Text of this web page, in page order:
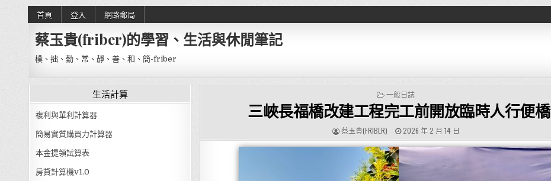
Skip to content
首頁 登入 網路郵局
蔡玉貴(friber)的學習、生活與休閒筆記
樸、拙、勤、常、靜、善、和、簡-friber
POSTED IN
一般日誌
三峽長福橋改建工程完工前開放臨時人行便橋
AUTHOR:
蔡玉貴(FRIBER) PUBLISHED DATE:
2026 年 2 月 14 日
生活計算
複利與單利計算器
簡易實質購買力計算器
本金提領試算表
房貸計算機v1.0